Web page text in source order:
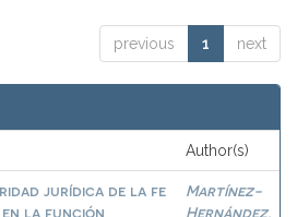
previous 1 next
Author(s)
jurídica de la fe
la función
Martínez-
Hernández,